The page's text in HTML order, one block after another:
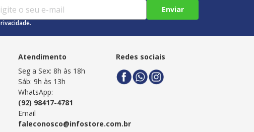
Enviar
Atendimento
Seg a Sex: 8h às 18h
Sáb: 9h às 13h
WhatsApp:
(92) 98417-4781
Email
faleconosco@infostore.com.br
Redes sociais